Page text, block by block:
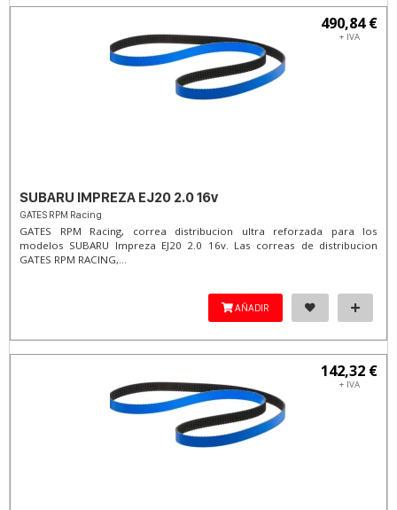
490,84 €
+ IVA
SUBARU IMPREZA EJ20 2.0 16v
GATES RPM Racing
GATES RPM Racing, correa distribucion ultra reforzada para los
modelos SUBARU Impreza EJ20 2.0 16v. Las correas de distribucion
GATES RPM RACING,...
AÑADIR
142,32 €
+ IVA